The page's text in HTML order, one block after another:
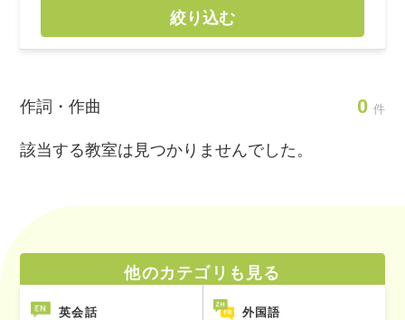
絞り込む
作詞・作曲 0 件
該当する教室は見つかりませんでした。
他のカテゴリも見る
英会話 外国語